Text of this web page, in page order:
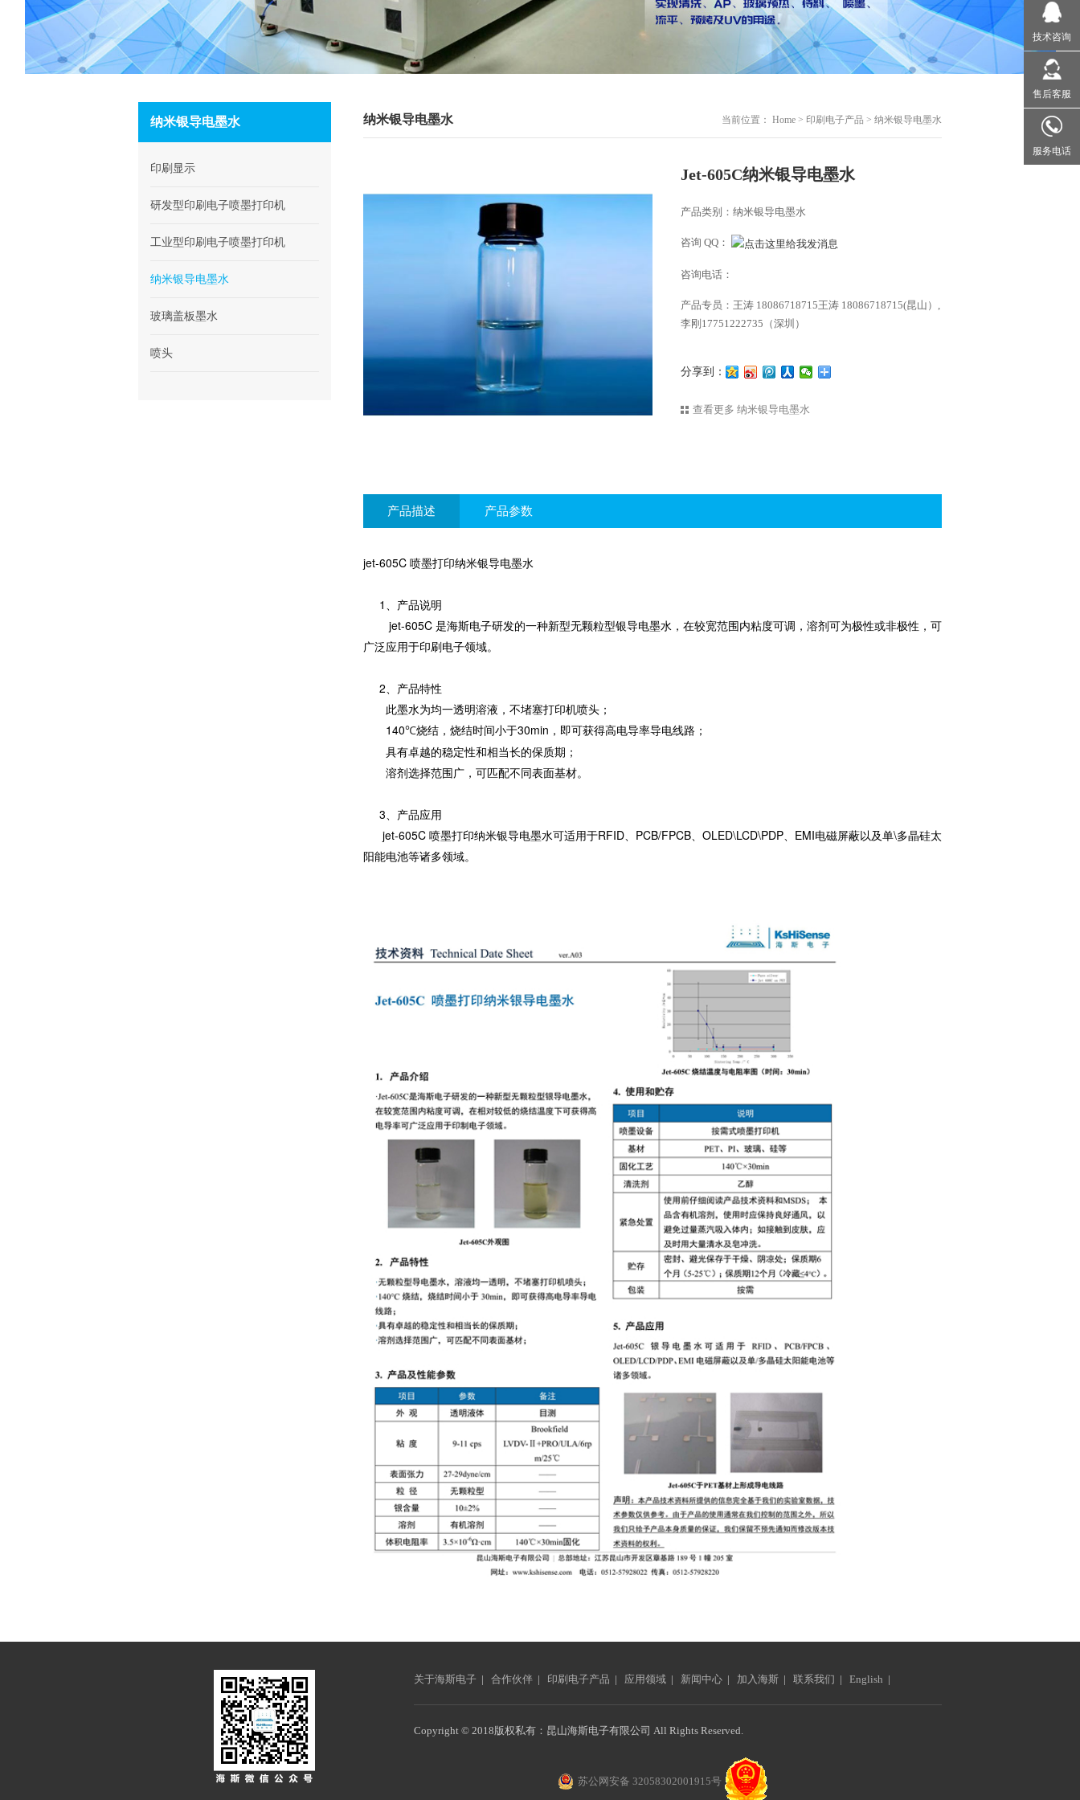
当前位置： Home > 印刷电子产品 > 纳米银导电墨水
纳米银导电墨水
Jet-605C纳米银导电墨水
产品类别：纳米银导电墨水
咨询 QQ：
咨询电话：
产品专员：王涛 18086718715王涛 18086718715(昆山）,
李刚17751222735（深圳）
分享到：
查看更多 纳米银导电墨水
产品描述 产品参数
jet-605C 喷墨打印纳米银导电墨水
1、产品说明
jet-605C 是海斯电子研发的一种新型无颗粒型银导电墨水，在较宽范围内粘度可调，溶剂可为极性或非极性，可
广泛应用于印刷电子领域。
2、产品特性
此墨水为均一透明溶液，不堵塞打印机喷头；
140℃烧结，烧结时间小于30min，即可获得高电导率导电线路；
具有卓越的稳定性和相当长的保质期；
溶剂选择范围广，可匹配不同表面基材。
3、产品应用
jet-605C 喷墨打印纳米银导电墨水可适用于RFID、PCB/FPCB、OLED\LCD\PDP、EMI电磁屏蔽以及单\多晶硅太
阳能电池等诸多领域。
纳米银导电墨水
印刷显示
研发型印刷电子喷墨打印机
工业型印刷电子喷墨打印机
纳米银导电墨水
玻璃盖板墨水
喷头
关于海斯电子 |合作伙伴 | 印刷电子产品 | 应用领域 | 新闻中心 | 加入海斯 |联系我们 |English |
Copyright © 2018版权私有：昆山海斯电子有限公司 All Rights Reserved.
苏公网安备 32058302001915号
技术咨询
售后客服
服务电话